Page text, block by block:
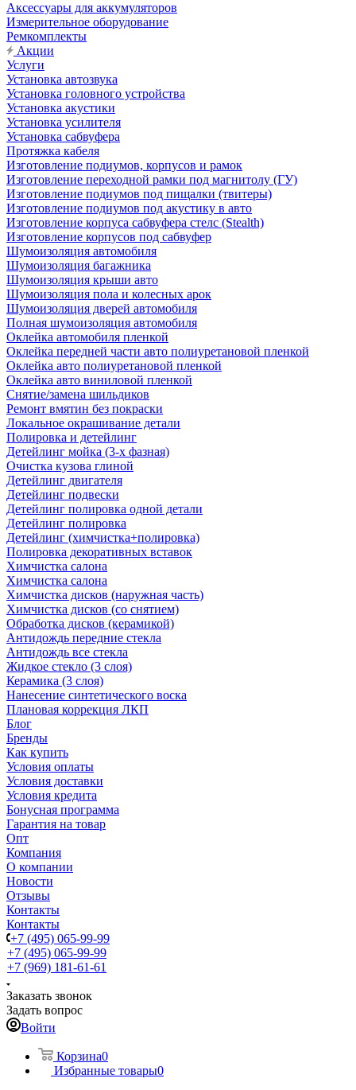
Аксессуары для аккумуляторов
Измерительное оборудование
Ремкомплекты
Акции
Услуги
Установка автозвука
Установка головного устройства
Установка акустики
Установка усилителя
Установка сабвуфера
Протяжка кабеля
Изготовление подиумов, корпусов и рамок
Изготовление переходной рамки под магнитолу (ГУ)
Изготовление подиумов под пищалки (твитеры)
Изготовление подиумов под акустику в авто
Изготовление корпуса сабвуфера стелс (Stealth)
Изготовление корпусов под сабвуфер
Шумоизоляция автомобиля
Шумоизоляция багажника
Шумоизоляция крыши авто
Шумоизоляция пола и колесных арок
Шумоизоляция дверей автомобиля
Полная шумоизоляция автомобиля
Оклейка автомобиля пленкой
Оклейка передней части авто полиуретановой пленкой
Оклейка авто полиуретановой пленкой
Оклейка авто виниловой пленкой
Снятие/замена шильдиков
Ремонт вмятин без покраски
Локальное окрашивание детали
Полировка и детейлинг
Детейлинг мойка (3-х фазная)
Очистка кузова глиной
Детейлинг двигателя
Детейлинг подвески
Детейлинг полировка одной детали
Детейлинг полировка
Детейлинг (химчистка+полировка)
Полировка декоративных вставок
Химчистка салона
Химчистка салона
Химчистка дисков (наружная часть)
Химчистка дисков (со снятием)
Обработка дисков (керамикой)
Антидождь передние стекла
Антидождь все стекла
Жидкое стекло (3 слоя)
Керамика (3 слоя)
Нанесение синтетического воска
Плановая коррекция ЛКП
Блог
Бренды
Как купить
Условия оплаты
Условия доставки
Условия кредита
Бонусная программа
Гарантия на товар
Опт
Компания
О компании
Новости
Отзывы
Контакты
Контакты
+7 (495) 065-99-99
+7 (495) 065-99-99
+7 (969) 181-61-61
Заказать звонок
Задать вопрос
Войти
Корзина0
Избранные товары0